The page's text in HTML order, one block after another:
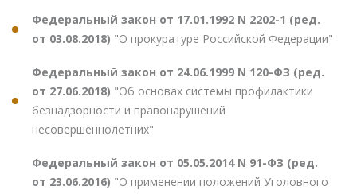
Федеральный закон от 17.01.1992 N 2202-1 (ред.
от 03.08.2018) "О прокуратуре Российской Федерации"
Федеральный закон от 24.06.1999 N 120-ФЗ (ред.
от 27.06.2018) "Об основах системы профилактики
безнадзорности и правонарушений
несовершеннолетних"
Федеральный закон от 05.05.2014 N 91-ФЗ (ред.
от 23.06.2016) "О применении положений Уголовного